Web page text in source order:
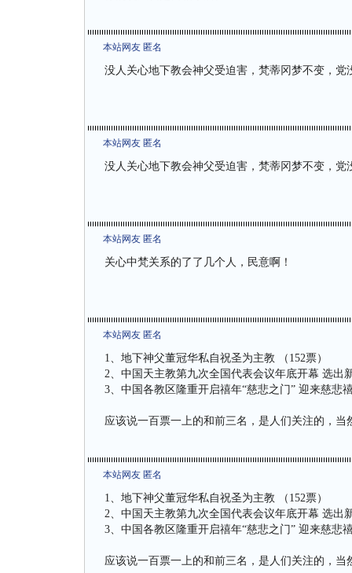
本站网友 匿名
没人关心地下教会神父受迫害，梵蒂冈梦不变，党
本站网友 匿名
没人关心地下教会神父受迫害，梵蒂冈梦不变，党
本站网友 匿名
关心中梵关系的了了几个人，民意啊！
本站网友 匿名
1、地下神父董冠华私自祝圣为主教 （152票）
2、中国天主教第九次全国代表会议年底开幕 选出
3、中国各教区隆重开启禧年“慈悲之门” 迎来慈悲
应该说一百票一上的和前三名，是人们关注的，当
本站网友 匿名
1、地下神父董冠华私自祝圣为主教 （152票）
2、中国天主教第九次全国代表会议年底开幕 选出
3、中国各教区隆重开启禧年“慈悲之门” 迎来慈悲
应该说一百票一上的和前三名，是人们关注的，当